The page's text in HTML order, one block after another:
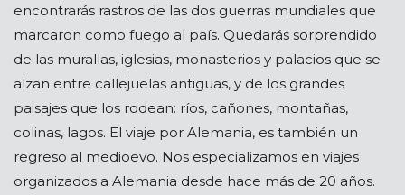
encontrarás rastros de las dos guerras mundiales que
marcaron como fuego al país. Quedarás sorprendido
de las murallas, iglesias, monasterios y palacios que se
alzan entre callejuelas antiguas, y de los grandes
paisajes que los rodean: ríos, cañones, montañas,
colinas, lagos. El viaje por Alemania, es también un
regreso al medioevo. Nos especializamos en viajes
organizados a Alemania desde hace más de 20 años.